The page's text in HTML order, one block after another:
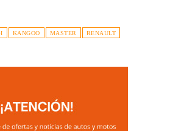
KANGOO MASTER RENAULT